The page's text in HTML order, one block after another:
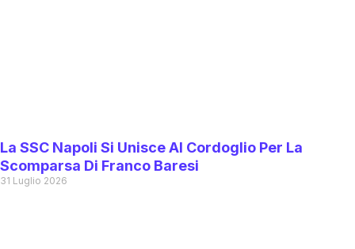
La SSC Napoli Si Unisce Al Cordoglio Per La
Scomparsa Di Franco Baresi
31 Luglio 2026